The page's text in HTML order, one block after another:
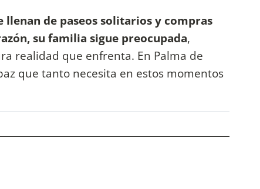
llenan de paseos solitarios y compras
su familia sigue preocupada,
realidad que enfrenta. En Palma de
que tanto necesita en estos momentos